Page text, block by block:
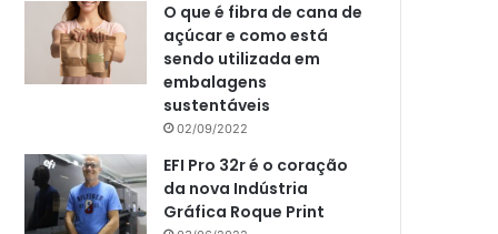
O que é fibra de cana de
açúcar e como está
sendo utilizada em
embalagens
sustentáveis
02/09/2022
EFI Pro 32r é o coração
da nova Indústria
Gráfica Roque Print